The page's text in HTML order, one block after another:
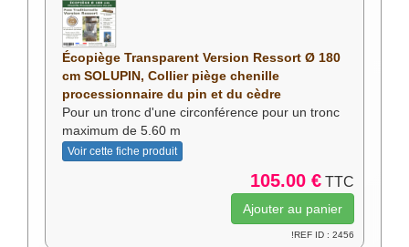
Écopiège Transparent Version Ressort Ø 180
cm SOLUPIN, Collier piège chenille
processionnaire du pin et du cèdre
Pour un tronc d'une circonférence pour un tronc
maximum de 5.60 m
Voir cette fiche produit
105.00 € TTC
!REF ID : 2456